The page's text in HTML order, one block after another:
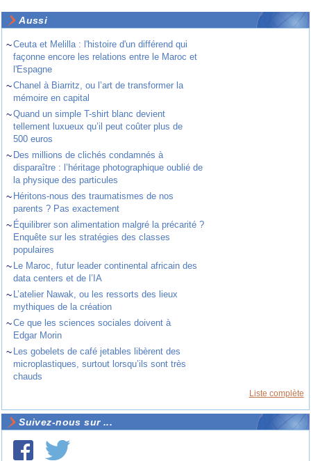
Aussi
~Ceuta et Melilla : l'histoire d'un différend qui
façonne encore les relations entre le Maroc et
l'Espagne
~Chanel à Biarritz, ou l’art de transformer la
mémoire en capital
~Quand un simple T-shirt blanc devient
tellement luxueux qu’il peut coûter plus de
500 euros
~ Des millions de clichés condamnés à
disparaître : l’héritage photographique oublié de
la physique des particules
~ Héritons-nous des traumatismes de nos
parents ? Pas exactement
~ Équilibrer son alimentation malgré la précarité ?
Enquête sur les stratégies des classes
populaires
~ Le Maroc, futur leader continental africain des
data centers et de l’IA
~ L’atelier Nawak, ou les ressorts des lieux
mythiques de la création
~Ce que les sciences sociales doivent à
Edgar Morin
~ Les gobelets de café jetables libèrent des
microplastiques, surtout lorsqu’ils sont très
chauds
Liste complète
Suivez-nous sur ...